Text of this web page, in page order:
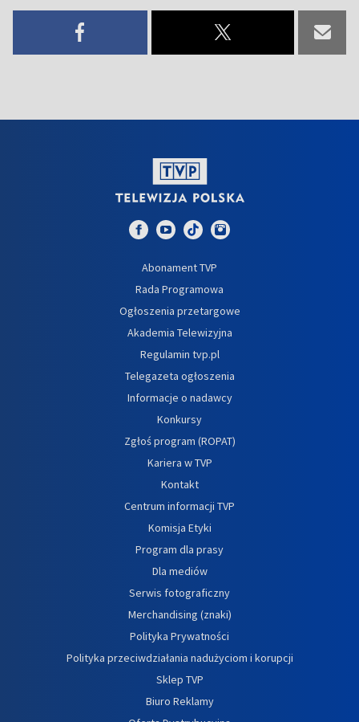
Abonament TVP
Rada Programowa
Ogłoszenia przetargowe
Akademia Telewizyjna
Regulamin tvp.pl
Telegazeta ogłoszenia
Informacje o nadawcy
Konkursy
Zgłoś program (ROPAT)
Kariera w TVP
Kontakt
Centrum informacji TVP
Komisja Etyki
Program dla prasy
Dla mediów
Serwis fotograficzny
Merchandising (znaki)
Polityka Prywatności
Polityka przeciwdziałania nadużyciom i korupcji
Sklep TVP
Biuro Reklamy